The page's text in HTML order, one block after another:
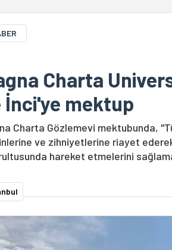
Charta
İnci'ye mektup
Charta Gözlemevi mektubunda,
ve zihniyetlerine riayet
hareket etmelerini